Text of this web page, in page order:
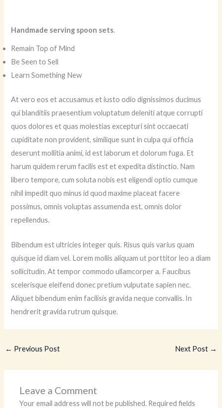
Handmade serving spoon sets.
Remain Top of Mind
Be Seen to Sell
Learn Something New
At vero eos et accusamus et iusto odio dignissimos ducimus
qui blanditiis praesentium voluptatum deleniti atque corrupti
quos dolores et quas molestias excepturi sint occaecati
cupiditate non provident, similique sunt in culpa qui officia
deserunt mollitia animi, id est laborum et dolorum fuga. Et
harum quidem rerum facilis est et expedita distinctio. Nam
libero tempore, cum soluta nobis est eligendi optio cumque
nihil impedit quo minus id quod maxime placeat facere
possimus, omnis voluptas assumenda est, omnis dolor
repellendus.
Bibendum est ultricies integer quis. Risus quis varius quam
quisque id diam vel. Lorem mollis aliquam ut porttitor leo a diam
sollicitudin. At tempor commodo ullamcorper a. Faucibus
scelerisque eleifend donec pretium vulputate sapien nec.
Aliquet bibendum enim facilisis gravida neque convallis. In
hendrerit gravida rutrum quisque.
← Previous Post Next Post →
Leave a Comment
Your email address will not be published. Required fields